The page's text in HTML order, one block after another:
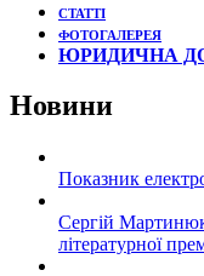
СТАТТІ
ФОТОГАЛЕРЕЯ
ЮРИДИЧНА
Новини
Показник
Сергій
літературної